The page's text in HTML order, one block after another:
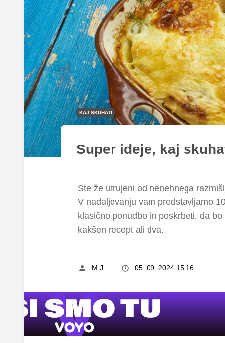
KAJ SKUHATI
Super ideje, kaj
Ste že utrujeni od nenehnega
V nadaljevanju vam predstavljamo
klasično ponudbo in poskrbeti, da
kakšen recept ali dva.
M.J. 05. 09. 2024 15.16